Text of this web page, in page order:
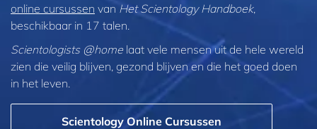
online cursussen van Het Scientology Handboek,
beschikbaar in 17 talen.
Scientologists @home laat vele mensen uit de hele wereld
zien die veilig blijven, gezond blijven en die het goed doen
in het leven.
Scientology Online Cursussen